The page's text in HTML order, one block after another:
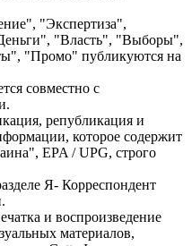
"Экспертиза",
"Власть", "Выборы",
"Промо" публикуются на
совместно с
републикация и
которое содержит
EPA / UPG, строго
Я- Корреспондент
и воспроизведение
материалов,